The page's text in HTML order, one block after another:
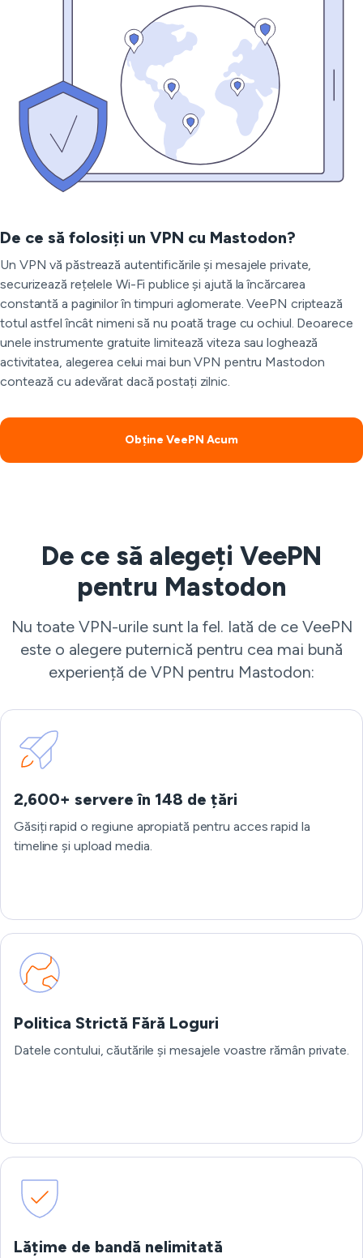
De ce să folosiți un VPN cu Mastodon?
Un VPN vă păstrează autentificările și mesajele private,
securizează rețelele Wi-Fi publice și ajută la încărcarea
constantă a paginilor în timpuri aglomerate. VeePN criptează
totul astfel încât nimeni să nu poată trage cu ochiul. Deoarece
unele instrumente gratuite limitează viteza sau loghează
activitatea, alegerea celui mai bun VPN pentru Mastodon
contează cu adevărat dacă postați zilnic.
Obține VeePN Acum
De ce să alegeți VeePN
pentru Mastodon
Nu toate VPN-urile sunt la fel. Iată de ce VeePN
este o alegere puternică pentru cea mai bună
experiență de VPN pentru Mastodon:
2,600+ servere în 148 de țări
Găsiți rapid o regiune apropiată pentru acces rapid la
timeline și upload media.
Politica Strictă Fără Loguri
Datele contului, căutările și mesajele voastre rămân private.
Lățime de bandă nelimitată